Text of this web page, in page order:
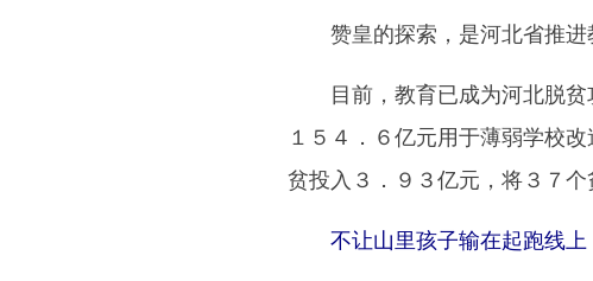
赞皇的探索，是河北省推进
目前，教育已成为河北脱贫
１５４．６亿元用于薄弱学校
贫投入３．９３亿元，将３７个
不让山里孩子输在起跑线上